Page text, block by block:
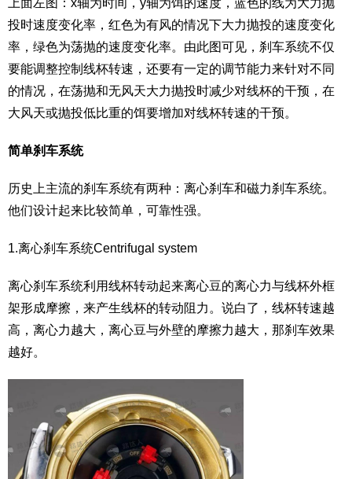
上面左图：x轴为时间，y轴为饵的速度，蓝色的线为大力抛
投时速度变化率，红色为有风的情况下大力抛投的速度变化
率，绿色为荡抛的速度变化率。由此图可见，刹车系统不仅
要能调整控制线杯转速，还要有一定的调节能力来针对不同
的情况，在荡抛和无风天大力抛投时减少对线杯的干预，在
大风天或抛投低比重的饵要增加对线杯转速的干预。
简单刹车系统
历史上主流的刹车系统有两种：离心刹车和磁力刹车系统。
他们设计起来比较简单，可靠性强。
1.离心刹车系统Centrifugal system
离心刹车系统利用线杯转动起来离心豆的离心力与线杯外框
架形成摩擦，来产生线杯的转动阻力。说白了，线杯转速越
高，离心力越大，离心豆与外壁的摩擦力越大，那刹车效果
越好。